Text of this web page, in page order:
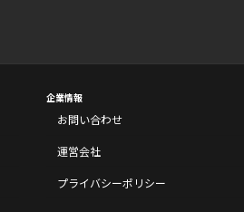
企業情報
お問い合わせ
運営会社
プライバシーポリシー